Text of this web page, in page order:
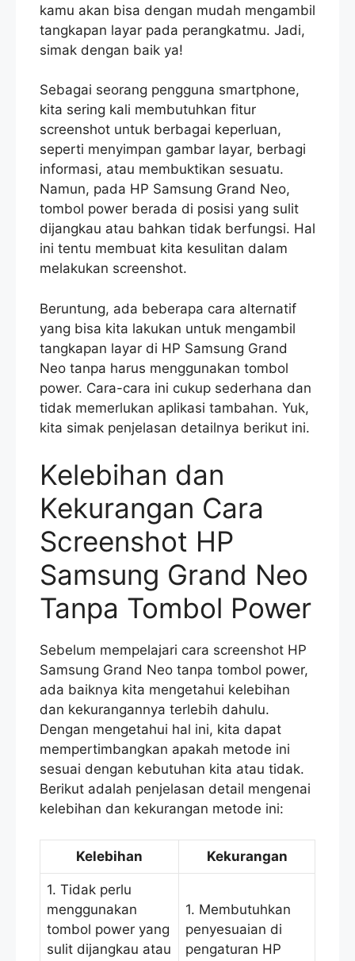
kamu akan bisa dengan mudah mengambil
tangkapan layar pada perangkatmu. Jadi,
simak dengan baik ya!
Sebagai seorang pengguna smartphone,
kita sering kali membutuhkan fitur
screenshot untuk berbagai keperluan,
seperti menyimpan gambar layar, berbagi
informasi, atau membuktikan sesuatu.
Namun, pada HP Samsung Grand Neo,
tombol power berada di posisi yang sulit
dijangkau atau bahkan tidak berfungsi. Hal
ini tentu membuat kita kesulitan dalam
melakukan screenshot.
Beruntung, ada beberapa cara alternatif
yang bisa kita lakukan untuk mengambil
tangkapan layar di HP Samsung Grand
Neo tanpa harus menggunakan tombol
power. Cara-cara ini cukup sederhana dan
tidak memerlukan aplikasi tambahan. Yuk,
kita simak penjelasan detailnya berikut ini.
Kelebihan dan
Kekurangan Cara
Screenshot HP
Samsung Grand Neo
Tanpa Tombol Power
Sebelum mempelajari cara screenshot HP
Samsung Grand Neo tanpa tombol power,
ada baiknya kita mengetahui kelebihan
dan kekurangannya terlebih dahulu.
Dengan mengetahui hal ini, kita dapat
mempertimbangkan apakah metode ini
sesuai dengan kebutuhan kita atau tidak.
Berikut adalah penjelasan detail mengenai
kelebihan dan kekurangan metode ini:
Kelebihan Kekurangan
1. Tidak perlu
menggunakan
tombol power yang
sulit dijangkau atau
1. Membutuhkan
penyesuaian di
pengaturan HP